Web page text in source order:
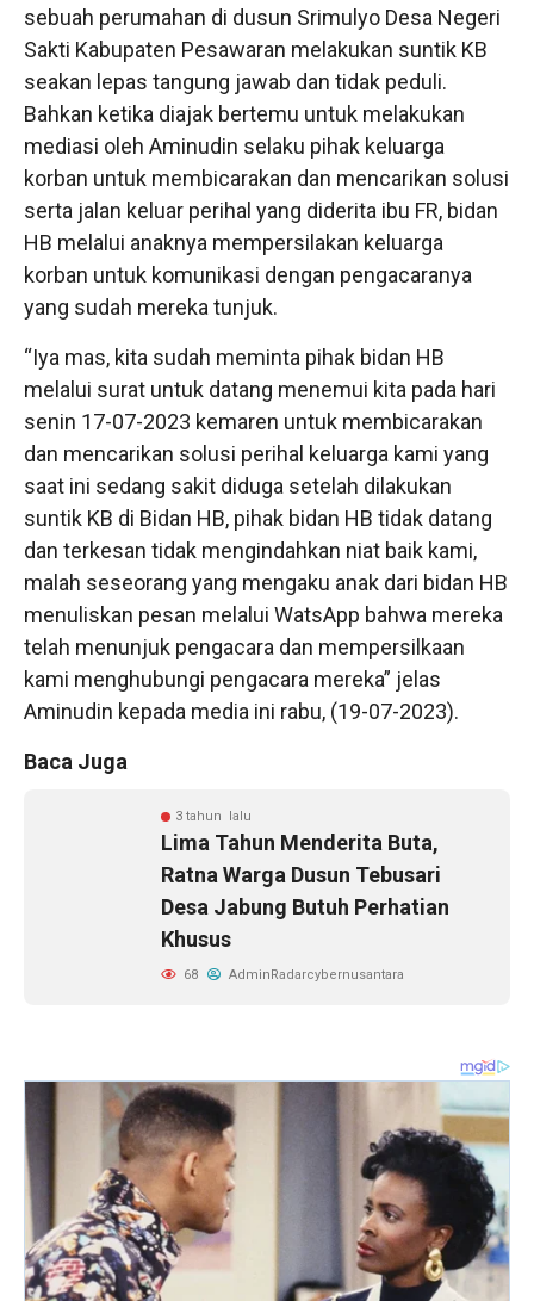
sebuah perumahan di dusun Srimulyo Desa Negeri
Sakti Kabupaten Pesawaran melakukan suntik KB
seakan lepas tangung jawab dan tidak peduli.
Bahkan ketika diajak bertemu untuk melakukan
mediasi oleh Aminudin selaku pihak keluarga
korban untuk membicarakan dan mencarikan solusi
serta jalan keluar perihal yang diderita ibu FR, bidan
HB melalui anaknya mempersilakan keluarga
korban untuk komunikasi dengan pengacaranya
yang sudah mereka tunjuk.
“Iya mas, kita sudah meminta pihak bidan HB
melalui surat untuk datang menemui kita pada hari
senin 17-07-2023 kemaren untuk membicarakan
dan mencarikan solusi perihal keluarga kami yang
saat ini sedang sakit diduga setelah dilakukan
suntik KB di Bidan HB, pihak bidan HB tidak datang
dan terkesan tidak mengindahkan niat baik kami,
malah seseorang yang mengaku anak dari bidan HB
menuliskan pesan melalui WatsApp bahwa mereka
telah menunjuk pengacara dan mempersilkaan
kami menghubungi pengacara mereka” jelas
Aminudin kepada media ini rabu, (19-07-2023).
Baca Juga
3 tahun lalu
Lima Tahun Menderita Buta,
Ratna Warga Dusun Tebusari
Desa Jabung Butuh Perhatian
Khusus
68 AdminRadarcybernusantara